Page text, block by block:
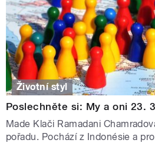
Životní styl
Poslechněte si: My a oni 23.
Made Klači Ramadani
pořadu. Pochází z Indonésie a